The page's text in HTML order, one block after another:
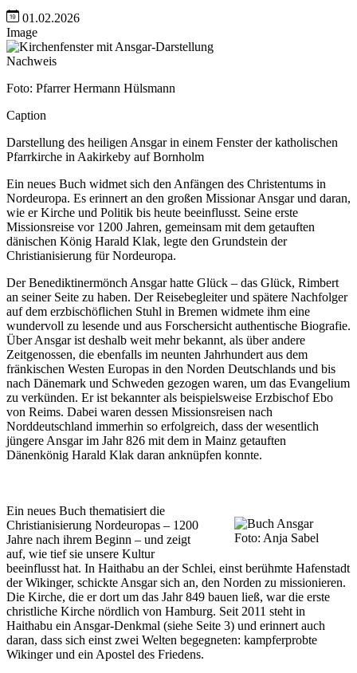
01.02.2026
Image
Nachweis
Foto: Pfarrer Hermann Hülsmann
Caption
Darstellung des heiligen Ansgar in einem Fenster der katholischen
Pfarrkirche in Aakirkeby auf Bornholm
Ein neues Buch widmet sich den Anfängen des Christentums in
Nordeuropa. Es erinnert an den großen Missionar Ansgar und daran,
wie er Kirche und Politik bis heute beeinflusst. Seine erste
Missionsreise vor 1200 Jahren, gemeinsam mit dem getauften
dänischen König Harald Klak, legte den Grundstein der
Christianisierung für Nordeuropa.
Der Benediktinermönch Ansgar hatte Glück – das Glück, Rimbert
an seiner Seite zu haben. Der Reisebegleiter und spätere Nachfolger
auf dem erzbischöflichen Stuhl in Bremen widmete ihm eine
wundervoll zu lesende und aus Forschersicht authentische Biografie.
Über Ansgar ist deshalb weit mehr bekannt, als über andere
Zeitgenossen, die ebenfalls im neunten Jahrhundert aus dem
fränkischen Westen Europas in den Norden Deutschlands und bis
nach Dänemark und Schweden gezogen waren, um das Evangelium
zu verkünden. Er ist bekannter als beispielsweise Erzbischof Ebo
von Reims. Dabei waren dessen Missionsreisen nach
Norddeutschland immerhin so erfolgreich, dass der wesentlich
jüngere Ansgar im Jahr 826 mit dem in Mainz getauften
Dänenkönig Harald Klak daran anknüpfen konnte.
Foto: Anja Sabel
Ein neues Buch thematisiert die
Christianisierung Nordeuropas – 1200
Jahre nach ihrem Beginn – und zeigt
auf, wie tief sie unsere Kultur
beeinflusst hat. In Haithabu an der Schlei, einst berühmte Hafenstadt
der Wikinger, schickte Ansgar sich an, den Norden zu missionieren.
Die Kirche, die er dort um das Jahr 849 bauen ließ, war die erste
christliche Kirche nördlich von Hamburg. Seit 2011 steht in
Haithabu ein Ansgar-Denkmal (siehe Seite 3) und erinnert auch
daran, dass sich einst zwei Welten begegneten: kampferprobte
Wikinger und ein Apostel des Friedens.